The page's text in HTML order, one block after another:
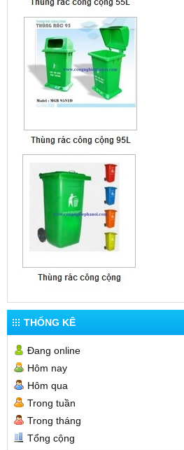
THỐNG KÊ
Đang online
Hôm nay
Hôm qua
Trong tuần
Trong tháng
Tổng cộng